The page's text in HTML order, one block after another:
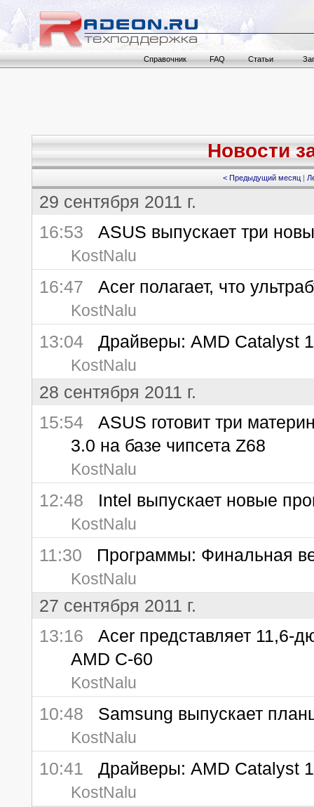
Справочник FAQ Статьи
Новости
< Предыдущий месяц |
29 сентября 2011 г.
16:53 ASUS выпускает три
KostNalu
16:47 Acer полагает, что
KostNalu
13:04 Драйверы: AMD Catalyst
KostNalu
28 сентября 2011 г.
15:54 ASUS готовит три
3.0 на базе чипсета Z68
KostNalu
12:48 Intel выпускает новые
KostNalu
11:30 Программы: Финальная
KostNalu
27 сентября 2011 г.
13:16 Acer представляет 11,6-
AMD C-60
KostNalu
10:48 Samsung выпускает
KostNalu
10:41 Драйверы: AMD Catalyst
KostNalu